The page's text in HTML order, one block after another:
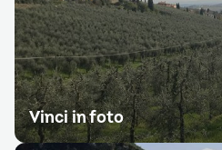
Vinci in foto